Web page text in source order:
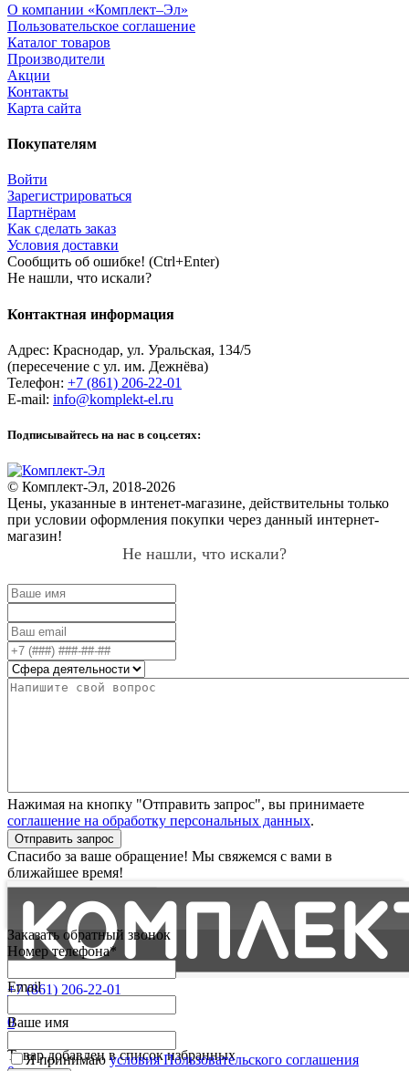
О компании «Комплект–Эл»
Пользовательское соглашение
Каталог товаров
Производители
Акции
Контакты
Карта сайта
Покупателям
Войти
Зарегистрироваться
Партнёрам
Как сделать заказ
Условия доставки
Сообщить об ошибке! (Ctrl+Enter)
Не нашли, что искали?
Контактная информация
Адрес: Краснодар, ул. Уральская, 134/5
(пересечение с ул. им. Дежнёва)
Телефон: +7 (861) 206-22-01
E-mail: info@komplekt-el.ru
Подписывайтесь на нас в соц.сетях:
© Комплект-Эл, 2018-2026
Цены, указанные в интенет-магазине, действительны только
при условии оформления покупки через данный интернет-
магазин!
Не нашли, что искали?
Нажимая на кнопку "Отправить запрос", вы принимаете
соглашение на обработку персональных данных.
Отправить запрос
Спасибо за ваше обращение! Мы свяжемся с вами в
ближайшее время!
+7 (861) 206-22-01
0
Товар добавлен в список избранных
Заказать обратный звонок
Номер телефона*
Email
Ваше имя
Я принимаюусловия Пользовательского соглашения